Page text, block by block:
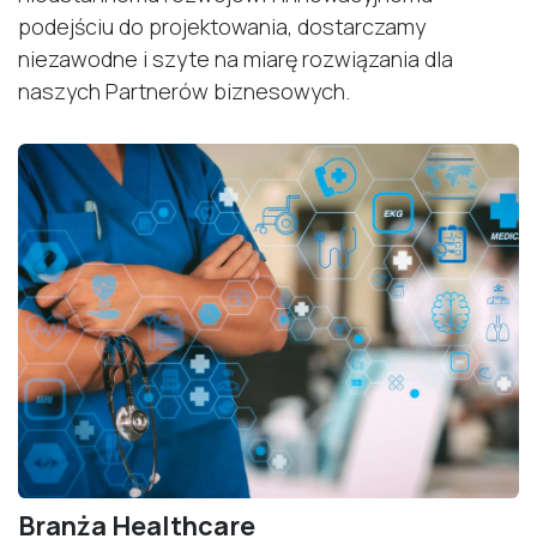
podejściu do projektowania, dostarczamy
niezawodne i szyte na miarę rozwiązania dla
naszych Partnerów biznesowych.
Branża Healthcare